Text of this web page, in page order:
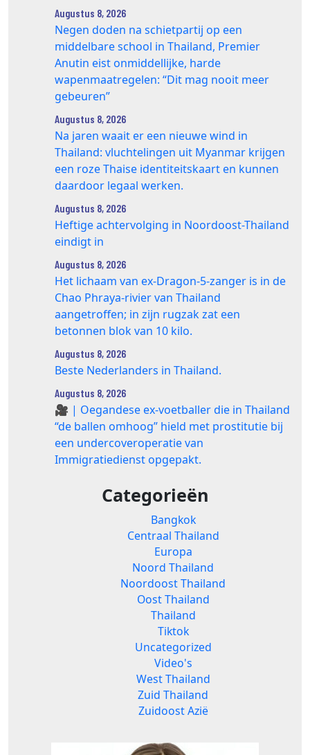
Augustus 8, 2026
Negen doden na schietpartij op een
middelbare school in Thailand, Premier
Anutin eist onmiddellijke, harde
wapenmaatregelen: “Dit mag nooit meer
gebeuren”
Augustus 8, 2026
Na jaren waait er een nieuwe wind in
Thailand: vluchtelingen uit Myanmar krijgen
een roze Thaise identiteitskaart en kunnen
daardoor legaal werken.
Augustus 8, 2026
Heftige achtervolging in Noordoost-Thailand
eindigt in
Augustus 8, 2026
Het lichaam van ex-Dragon‑5‑zanger is in de
Chao Phraya‑rivier van Thailand
aangetroffen; in zijn rugzak zat een
betonnen blok van 10 kilo.
Augustus 8, 2026
Beste Nederlanders in Thailand.
Augustus 8, 2026
🎥 | Oegandese ex-voetballer die in Thailand
“de ballen omhoog” hield met prostitutie bij
een undercoveroperatie van
Immigratiedienst opgepakt.
Categorieën
Bangkok
Centraal Thailand
Europa
Noord Thailand
Noordoost Thailand
Oost Thailand
Thailand
Tiktok
Uncategorized
Video's
West Thailand
Zuid Thailand
Zuidoost Azië